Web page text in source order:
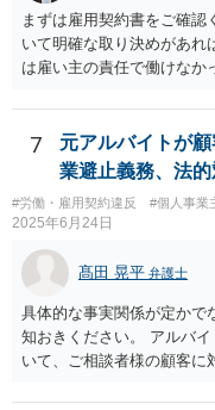
まずは雇用契約書をご確
いて明確な取り決めがあれ
は雇い主の責任で働けなか
条）を請求できる可能性が
数を減らした分について
反した場合は労働基準監
続が用意されています（
準監督署の管轄外ですので
事訴訟や労働審判を申し立
う。
7
元アルバイトが
業避止義務、法的
#労働・雇用契約違反 #個人事業
2025年6月24日
髙田 晃平 弁護士
具体的な事実関係が定かで
知おきください。 アルバ
いて、ご相談者様の顧客に